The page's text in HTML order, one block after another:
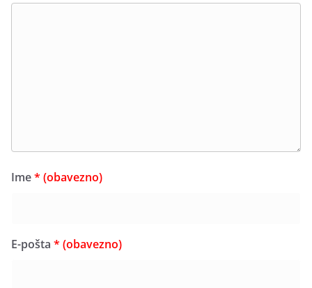
Ime* (obavezno)
E-pošta * (obavezno)